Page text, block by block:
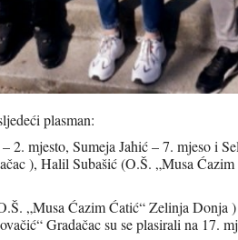
plasman:
2. mjesto, Sumeja Jahić – 7. mjeso i
), Halil Subašić (O.Š. „Musa
„Musa Ćazim Ćatić“ Zelinja Donja
Gradačac su se plasirali na 17.